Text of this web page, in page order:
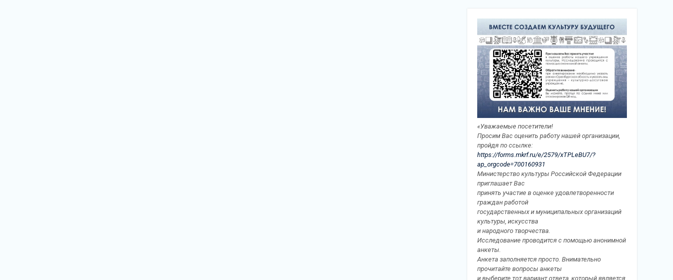
«Уважаемые посетители!
Просим Вас оценить работу нашей организации,
пройдя по ссылке:
https://forms.mkrf.ru/e/2579/xTPLeBU7/?
ap_orgcode=700160931
Министерство культуры Российской Федерации
приглашает Вас
принять участие в оценке удовлетворенности
граждан работой
государственных и муниципальных организаций
культуры, искусства
и народного творчества.
Исследование проводится с помощью анонимной
анкеты.
Анкета заполняется просто. Внимательно
прочитайте вопросы анкеты
и выберите тот вариант ответа, который является